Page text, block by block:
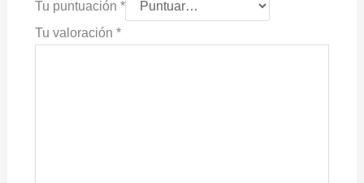
Tu puntuación *
Tu valoración *